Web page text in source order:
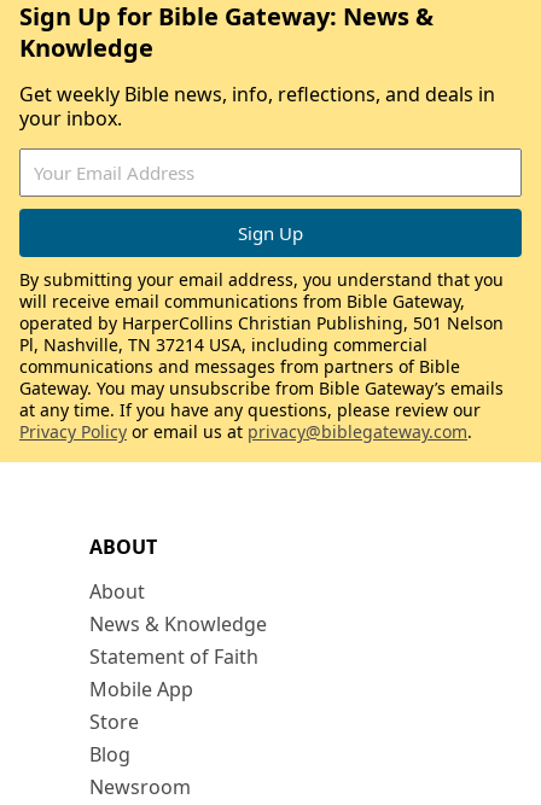
ABOUT
About
News & Knowledge
Statement of Faith
Mobile App
Store
Blog
Newsroom
Sign Up for Bible Gateway: News &
Knowledge
Get weekly Bible news, info, reflections, and deals in
your inbox.
By submitting your email address, you understand that you
will receive email communications from Bible Gateway,
operated by HarperCollins Christian Publishing, 501 Nelson
Pl, Nashville, TN 37214 USA, including commercial
communications and messages from partners of Bible
Gateway. You may unsubscribe from Bible Gateway’s emails
at any time. If you have any questions, please review our
Privacy Policy or email us at privacy@biblegateway.com.